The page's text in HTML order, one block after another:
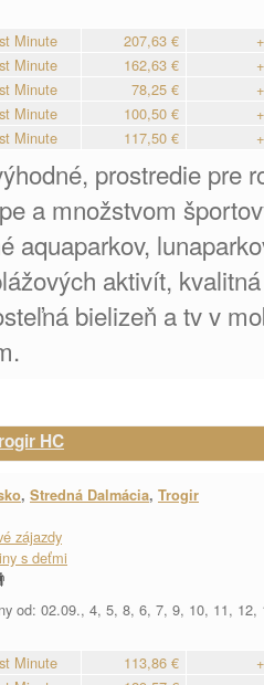
Minute 207,63 €
Minute 162,63 €
Minute 78,25 €
Minute 100,50 €
Minute 117,50 €
prostredie pre
a množstvom
aquaparkov,
aktivít,
bielizeň a tv v
HC
, Stredná Dalmácia, Trogir
zájazdy
s deťmi
od: 02.09., 4, 5, 8, 6, 7, 9, 10, 11, 12,
Minute 113,86 €